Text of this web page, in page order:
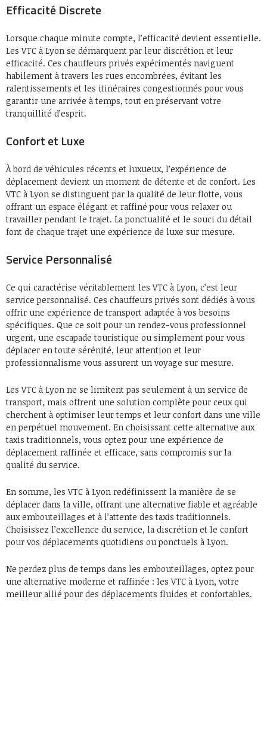
Efficacité Discrete
Lorsque chaque minute compte, l’efficacité devient essentielle.
Les VTC à Lyon se démarquent par leur discrétion et leur
efficacité. Ces chauffeurs privés expérimentés naviguent
habilement à travers les rues encombrées, évitant les
ralentissements et les itinéraires congestionnés pour vous
garantir une arrivée à temps, tout en préservant votre
tranquillité d’esprit.
Confort et Luxe
À bord de véhicules récents et luxueux, l’expérience de
déplacement devient un moment de détente et de confort. Les
VTC à Lyon se distinguent par la qualité de leur flotte, vous
offrant un espace élégant et raffiné pour vous relaxer ou
travailler pendant le trajet. La ponctualité et le souci du détail
font de chaque trajet une expérience de luxe sur mesure.
Service Personnalisé
Ce qui caractérise véritablement les VTC à Lyon, c’est leur
service personnalisé. Ces chauffeurs privés sont dédiés à vous
offrir une expérience de transport adaptée à vos besoins
spécifiques. Que ce soit pour un rendez-vous professionnel
urgent, une escapade touristique ou simplement pour vous
déplacer en toute sérénité, leur attention et leur
professionnalisme vous assurent un voyage sur mesure.
Les VTC à Lyon ne se limitent pas seulement à un service de
transport, mais offrent une solution complète pour ceux qui
cherchent à optimiser leur temps et leur confort dans une ville
en perpétuel mouvement. En choisissant cette alternative aux
taxis traditionnels, vous optez pour une expérience de
déplacement raffinée et efficace, sans compromis sur la
qualité du service.
En somme, les VTC à Lyon redéfinissent la manière de se
déplacer dans la ville, offrant une alternative fiable et agréable
aux embouteillages et à l’attente des taxis traditionnels.
Choisissez l’excellence du service, la discrétion et le confort
pour vos déplacements quotidiens ou ponctuels à Lyon.
Ne perdez plus de temps dans les embouteillages, optez pour
une alternative moderne et raffinée : les VTC à Lyon, votre
meilleur allié pour des déplacements fluides et confortables.